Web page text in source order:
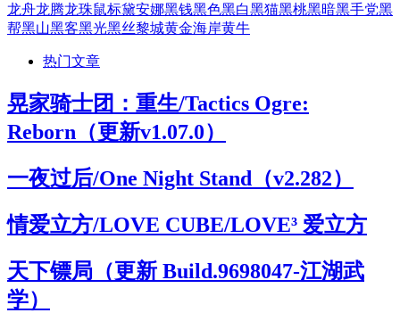
龙舟龙腾龙珠鼠标黛安娜黑钱黑色黑白黑猫黑桃黑暗黑手党黑
帮黑山黑客黑光黑丝黎城黄金海岸黄牛
热门文章
晃家骑士团：重生/Tactics Ogre:
Reborn（更新v1.07.0）
一夜过后/One Night Stand（v2.282）
情爱立方/LOVE CUBE/LOVE³ 爱立方
天下镖局（更新 Build.9698047-江湖武
学）